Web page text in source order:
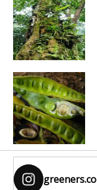
greeners.co